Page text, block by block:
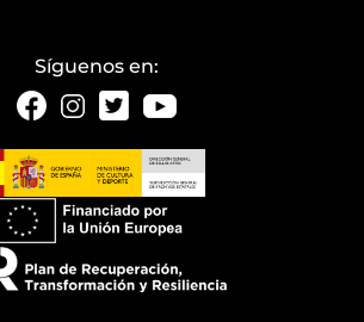
Síguenos en: